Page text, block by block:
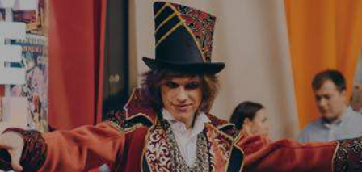
УЗНАТЬ БОЛЬШЕ